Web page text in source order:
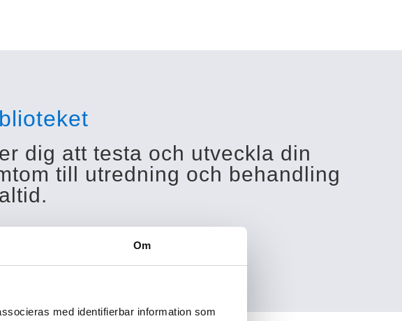
Om
med identifierbar information som
dig att testa och utveckla din
till utredning och behandling
vårt utbud av kunskap.